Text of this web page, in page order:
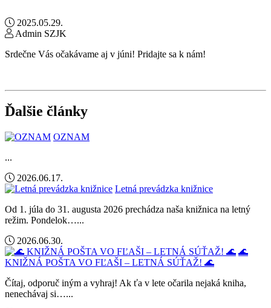
2025.05.29.
Admin SZJK
Srdečne Vás očakávame aj v júni! Pridajte sa k nám!
Ďalšie články
OZNAM
...
2026.06.17.
Letná prevádzka knižnice
Od 1. júla do 31. augusta 2026 prechádza naša knižnica na letný
režim. Pondelok…...
2026.06.30.
🌊
KNIŽNÁ POŠTA VO FĽAŠI – LETNÁ SÚŤAŽ! 🌊
Čítaj, odporuč iným a vyhraj! Ak ťa v lete očarila nejaká kniha,
nenechávaj si…...